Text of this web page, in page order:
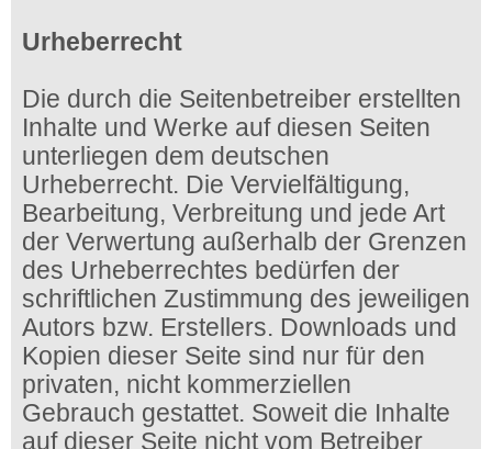
Urheberrecht
Die durch die Seitenbetreiber erstellten
Inhalte und Werke auf diesen Seiten
unterliegen dem deutschen
Urheberrecht. Die Vervielfältigung,
Bearbeitung, Verbreitung und jede Art
der Verwertung außerhalb der Grenzen
des Urheberrechtes bedürfen der
schriftlichen Zustimmung des jeweiligen
Autors bzw. Erstellers. Downloads und
Kopien dieser Seite sind nur für den
privaten, nicht kommerziellen
Gebrauch gestattet. Soweit die Inhalte
auf dieser Seite nicht vom Betreiber